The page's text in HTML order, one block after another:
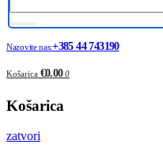
Nazovite nas:+385 44 743190
Košarica €0.00 0
Košarica
zatvori